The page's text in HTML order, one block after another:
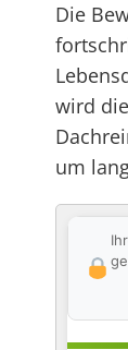
Die
wird
um